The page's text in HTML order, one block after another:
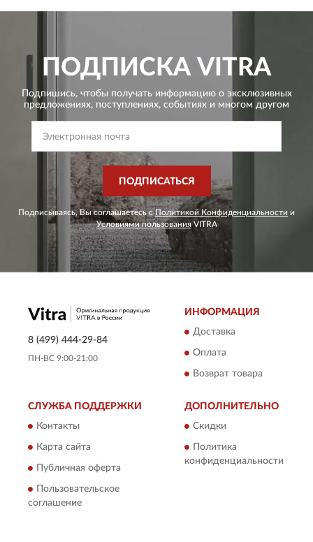
ПОДПИСКА VITRA
Подпишись, чтобы получать информацию о эксклюзивных
предложениях, поступлениях, событиях и многом другом
ПОДПИСАТЬСЯ
Подписываясь, Вы соглашаетесь сПолитикой Конфиденциальности и
Условиями пользованияVITRA
8 (499) 444-29-84
ПН-ВС 9:00-21:00
ИНФОРМАЦИЯ
Доставка
Оплата
Возврат товара
СЛУЖБА ПОДДЕРЖКИ
Контакты
Карта сайта
Публичная оферта
Пользовательское
соглашение
ДОПОЛНИТЕЛЬНО
Скидки
Политика
конфиденциальности